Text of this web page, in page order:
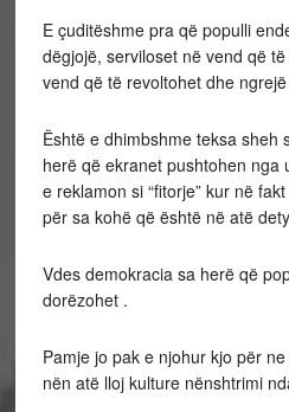
E çuditëshme pra që populli
dëgjojë, serviloset në vend që
vend që të revoltohet dhe
Është e dhimbshme teksa sheh
herë që ekranet pushtohen nga
e reklamon si “fitorje” kur në
për sa kohë që është në atë
Vdes demokracia sa herë që
dorëzohet .
Pamje jo pak e njohur kjo për
nën atë lloj kulture nënshtrimi